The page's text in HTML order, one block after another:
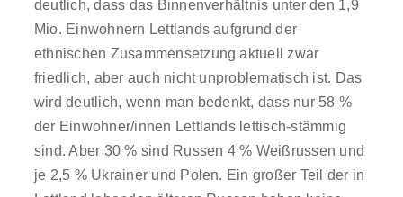
deutlich, dass das Binnenverhältnis unter den 1,9
Mio. Einwohnern Lettlands aufgrund der
ethnischen Zusammensetzung aktuell zwar
friedlich, aber auch nicht unproblematisch ist. Das
wird deutlich, wenn man bedenkt, dass nur 58 %
der Einwohner/innen Lettlands lettisch-stämmig
sind. Aber 30 % sind Russen 4 % Weißrussen und
je 2,5 % Ukrainer und Polen. Ein großer Teil der in